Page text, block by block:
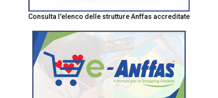
Consulta l'elenco delle strutture Anffas accreditate